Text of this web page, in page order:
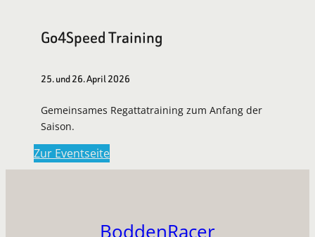
Go4Speed Training
25. und 26. April 2026
Gemeinsames Regattatraining zum Anfang der
Saison.
Zur Eventseite
BoddenRacer